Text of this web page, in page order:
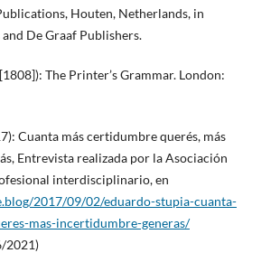
Houten, Netherlands, in
De Graaf Publishers.
The Printer’s Grammar. London:
Cuanta más certidumbre querés, más
Entrevista realizada por la Asociación
interdisciplinario, en
2017/09/02/eduardo-stupia-cuanta-
mas-incertidumbre-generas/
2021)